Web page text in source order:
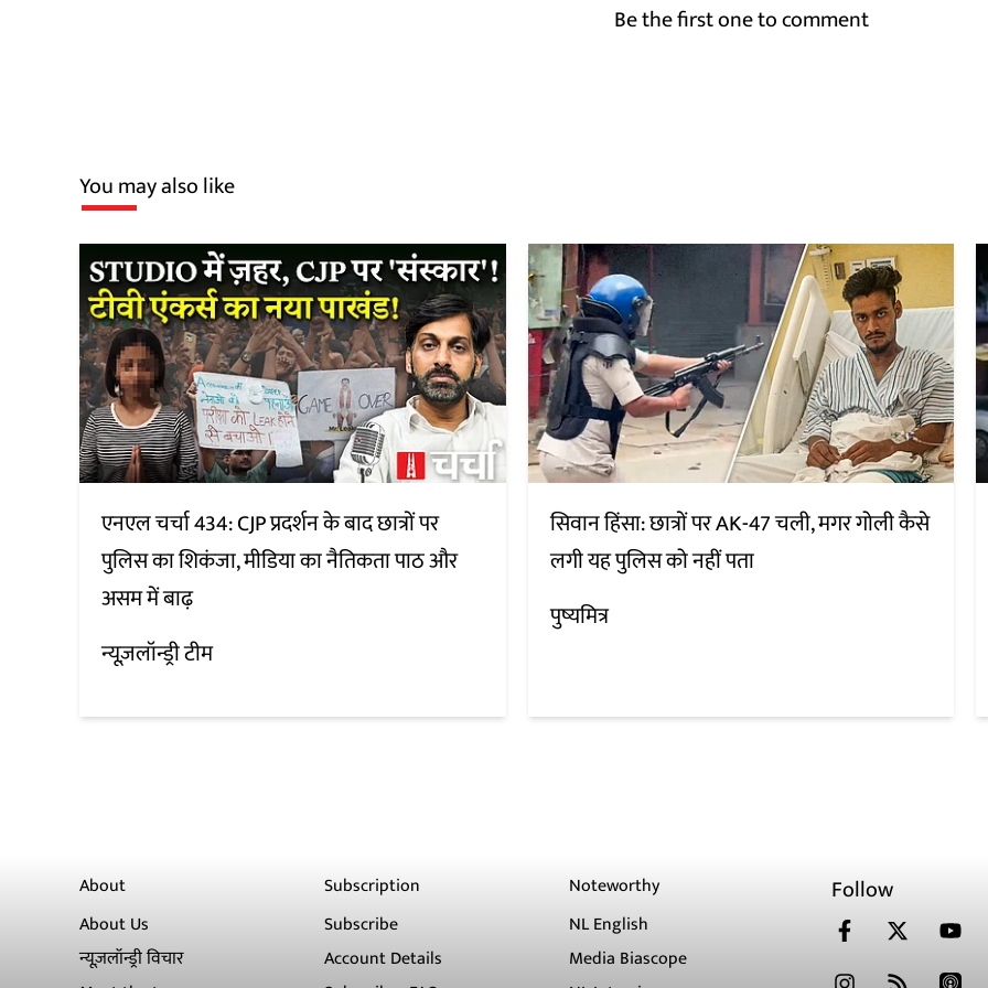
Be the first one to comment
You may also like
एनएल चर्चा 434: CJP प्रदर्शन के बाद छात्रों पर
पुलिस का शिकंजा, मीडिया का नैतिकता पाठ और
असम में बाढ़
न्यूज़लॉन्ड्री टीम
सिवान हिंसा: छात्रों पर AK-47 चली, मगर गोली कैसे
लगी यह पुलिस को नहीं पता
पुष्यमित्र
About
About Us
न्यूज़लॉन्ड्री विचार
Subscription
Subscribe
Account Details
Noteworthy
NL English
Media Biascope
Follow